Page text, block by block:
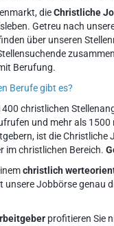
dieChristliche
Getreu nach
über unseren
Berufung.
Berufe gibt es?
christlichen
und mehr als 1500
ist die Christliche
im christlichen Bereich.
christlich
unsere Jobbörse genau
profitieren Sie